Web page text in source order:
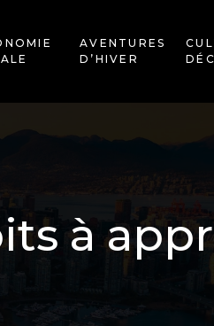
AVENTURES
D’HIVER
à